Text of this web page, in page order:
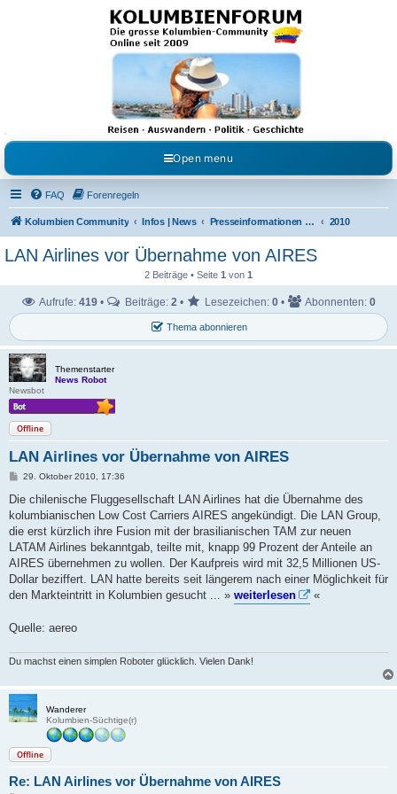
Kolumbienforum - Das
grosse Forum der
Freunde Kolumbiens
Reisen, Auswandern, Kultur, Politik, Geschichte und Visum in Kolumbien und Venezuela.
Austausch, Erfahrungen und Gemeinschaft im Kolumbienforum
Open menu
FAQ Forenregeln
Kolumbien Community Infos | News Presseinformationen & Neuigkeiten 2010
LAN Airlines vor Übernahme von AIRES
2 Beiträge • Seite 1 von 1
Thema abonnieren
Aufrufe: 419 • Beiträge: 2 • Lesezeichen: 0 • Abonnenten: 0
Themenstarter
News Robot
Newsbot
Offline
LAN Airlines vor Übernahme von AIRES
B
i
r
a
29. Oktober 2010, 17:36
Die chilenische Fluggesellschaft LAN Airlines hat die Übernahme des
kolumbianischen Low Cost Carriers AIRES angekündigt. Die LAN Group,
die erst kürzlich ihre Fusion mit der brasilianischen TAM zur neuen
LATAM Airlines bekanntgab, teilte mit, knapp 99 Prozent der Anteile an
AIRES übernehmen zu wollen. Der Kaufpreis wird mit 32,5 Millionen US-
Dollar beziffert. LAN hatte bereits seit längerem nach einer Möglichkeit für
den Markteintritt in Kolumbien gesucht ... » weiterlesen «
Quelle: aereo
Du machst einen simplen Roboter glücklich. Vielen Dank!
Wanderer
Kolumbien-Süchtige(r)
Offline
Re: LAN Airlines vor Übernahme von AIRES